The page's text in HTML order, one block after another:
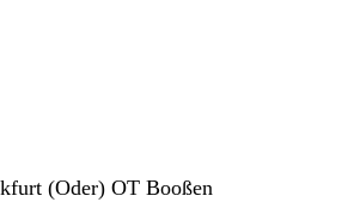
(Oder) OT Booßen